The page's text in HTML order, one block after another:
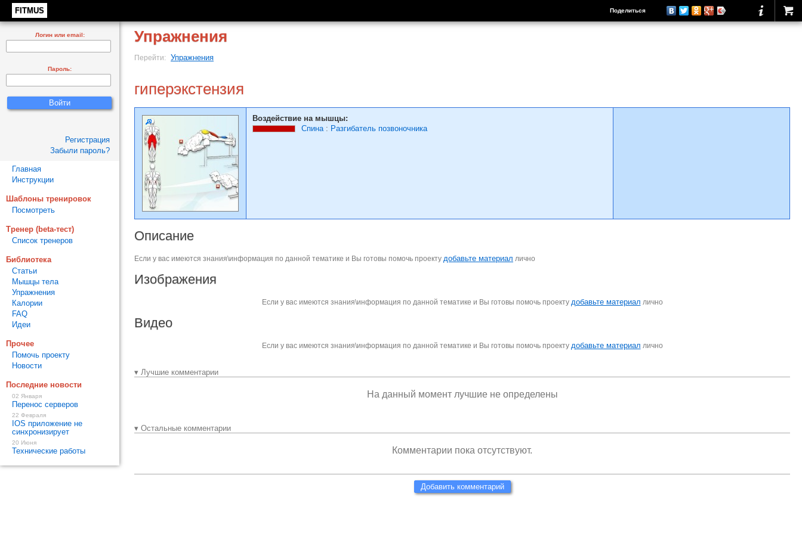
FITMUS Поделиться
Упражнения
Перейти: Упражнения
гиперэкстензия
Воздействие на мышцы:
Спина: Разгибатель позвоночника
Описание
Если у вас имеются знания\информация по данной тематике и Вы готовы помочь проекту добавьте материал лично
Изображения
Если у вас имеются знания\информация по данной тематике и Вы готовы помочь проекту добавьте материал лично
Видео
Если у вас имеются знания\информация по данной тематике и Вы готовы помочь проекту добавьте материал лично
▾ Лучшие комментарии
На данный момент лучшие не определены
▾ Остальные комментарии
Комментарии пока отсутствуют.
Добавить комментарий
Логин или email:
Пароль:
Регистрация
Забыли пароль?
Главная
Инструкции
Шаблоны тренировок
Посмотреть
Тренер (beta-тест)
Список тренеров
Библиотека
Статьи
Мышцы тела
Упражнения
Калории
FAQ
Идеи
Прочее
Помочь проекту
Новости
Последние новости
02 Января
Перенос серверов
22 Февраля
IOS приложение не
синхронизирует
20 Июня
Технические работы